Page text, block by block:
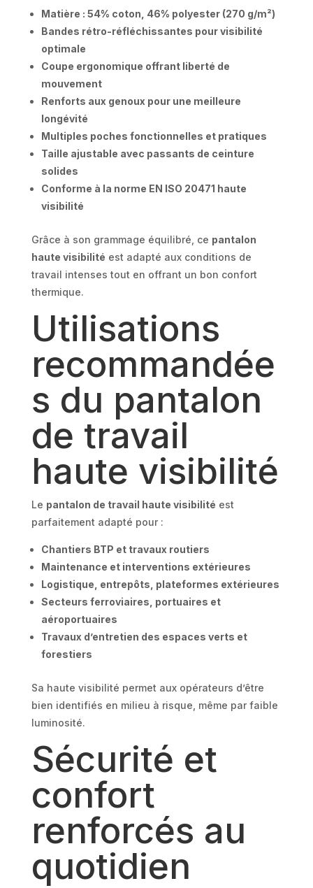
Matière : 54% coton, 46% polyester (270 g/m²)
Bandes rétro-réfléchissantes pour visibilité
optimale
Coupe ergonomique offrant liberté de
mouvement
Renforts aux genoux pour une meilleure
longévité
Multiples poches fonctionnelles et pratiques
Taille ajustable avec passants de ceinture
solides
Conforme à la norme EN ISO 20471 haute
visibilité
Grâce à son grammage équilibré, ce pantalon
haute visibilité est adapté aux conditions de
travail intenses tout en offrant un bon confort
thermique.
Utilisations
recommandée
s du pantalon
de travail
haute visibilité
Le pantalon de travail haute visibilité est
parfaitement adapté pour :
Chantiers BTP et travaux routiers
Maintenance et interventions extérieures
Logistique, entrepôts, plateformes extérieures
Secteurs ferroviaires, portuaires et
aéroportuaires
Travaux d’entretien des espaces verts et
forestiers
Sa haute visibilité permet aux opérateurs d’être
bien identifiés en milieu à risque, même par faible
luminosité.
Sécurité et
confort
renforcés au
quotidien